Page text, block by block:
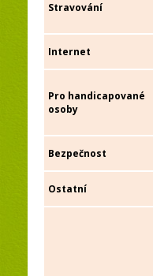
Stravování
Internet
Pro handicapované
osoby
Bezpečnost
Ostatní